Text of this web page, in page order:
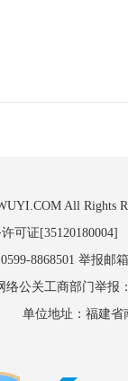
All Rights
可证
8868501 举报邮
络公关工商部门举报
单位地址：福建省